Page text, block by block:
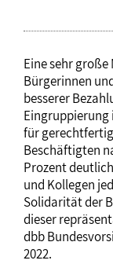
Eine sehr
Bürgerinnen
besserer
Eingruppierung
für
Beschäftigten
Prozent
und Kollegen
Solidarität der
dieser
dbb
2022.